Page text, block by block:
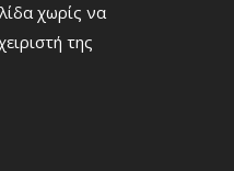
χωρίς να
της